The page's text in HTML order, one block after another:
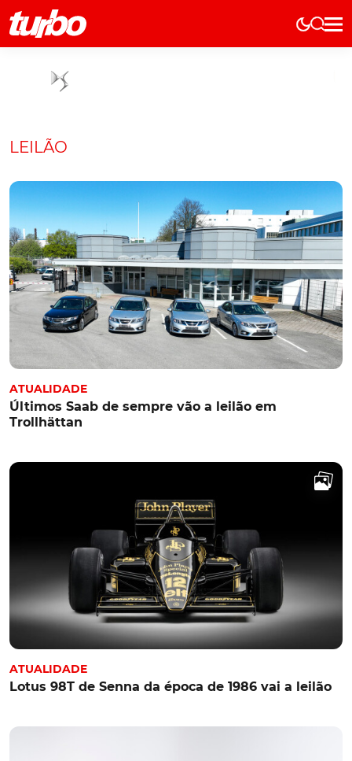
Elétricos
Marcas
História
Comerciais
Curiosidades
Elétricos
Técnica
Testes
LEILÃO
ATUALIDADE
Últimos Saab de sempre vão a leilão em
Trollhättan
ATUALIDADE
Lotus 98T de Senna da época de 1986 vai a leilão